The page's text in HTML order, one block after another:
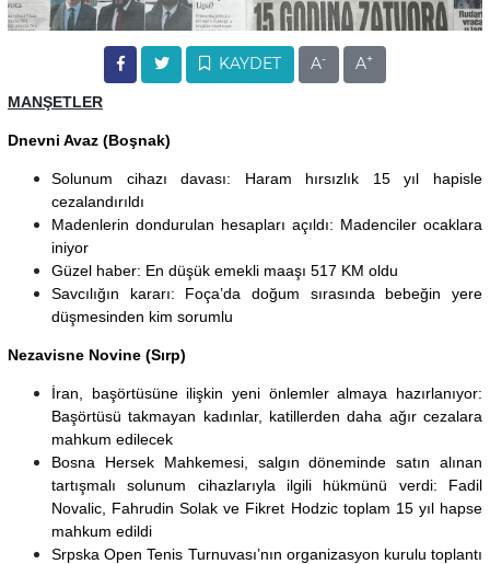
KAYDET A- A+
MANŞETLER
Dnevni Avaz (Boşnak)
Solunum cihazı davası: Haram hırsızlık 15 yıl hapisle
cezalandırıldı
Madenlerin dondurulan hesapları açıldı: Madenciler ocaklara
iniyor
Güzel haber: En düşük emekli maaşı 517 KM oldu
Savcılığın kararı: Foça’da doğum sırasında bebeğin yere
düşmesinden kim sorumlu
Nezavisne Novine (Sırp)
İran, başörtüsüne ilişkin yeni önlemler almaya hazırlanıyor:
Başörtüsü takmayan kadınlar, katillerden daha ağır cezalara
mahkum edilecek
Bosna Hersek Mahkemesi, salgın döneminde satın alınan
tartışmalı solunum cihazlarıyla ilgili hükmünü verdi: Fadil
Novalic, Fahrudin Solak ve Fikret Hodzic toplam 15 yıl hapse
mahkum edildi
Srpska Open Tenis Turnuvası’nın organizasyon kurulu toplantı